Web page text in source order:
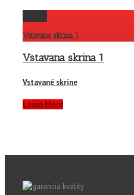
Vstavana skrina 1
Vstavana skrina 1
Vstavané skrine
Learn More